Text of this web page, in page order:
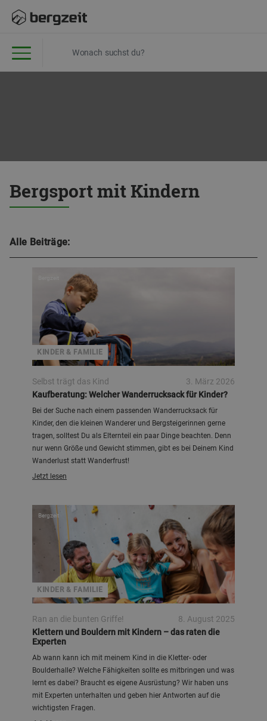
Bergsport mit Kindern
Alle Beiträge:
KINDER & FAMILIE
Selbst trägt das Kind
3. März 2026
Kaufberatung: Welcher Wanderrucksack für Kinder?
Bei der Suche nach einem passenden Wanderrucksack für
Kinder, den die kleinen Wanderer und Bergsteigerinnen gerne
tragen, solltest Du als Elternteil ein paar Dinge beachten. Denn
nur wenn Größe und Gewicht stimmen, gibt es bei Deinem Kind
Wanderlust statt Wanderfrust!
Jetzt lesen
KINDER & FAMILIE
Bergzeit
Ran an die bunten Griffe!
8. August 2025
Klettern und Bouldern mit Kindern – das raten die
Experten
Ab wann kann ich mit meinem Kind in die Kletter- oder
Boulderhalle? Welche Fähigkeiten sollte es mitbringen und was
lernt es dabei? Braucht es eigene Ausrüstung? Wir haben uns
mit Experten unterhalten und geben hier Antworten auf die
wichtigsten Fragen.